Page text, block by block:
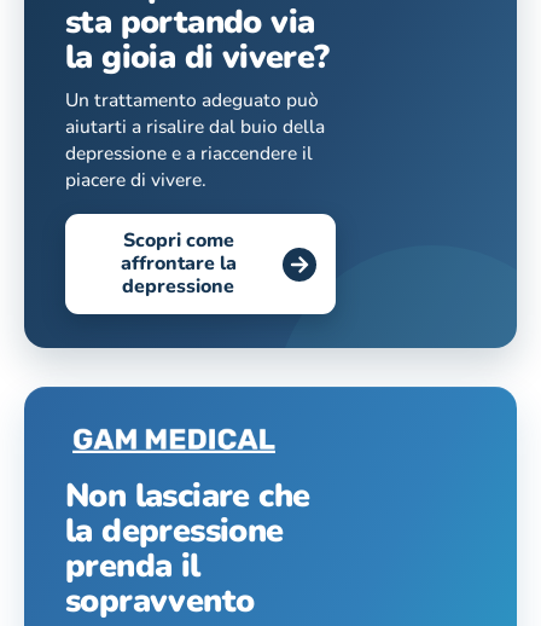
sta portando via
la gioia di vivere?
Un trattamento adeguato può
aiutarti a risalire dal buio della
depressione e a riaccendere il
piacere di vivere.
Scopri come
affrontare la
depressione
Non lasciare che
la depressione
prenda il
sopravvento